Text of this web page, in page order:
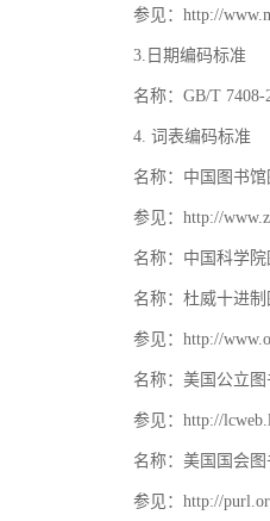
参见：http://
3.日期编码标准
名称：GB/T
4. 词表编码标准
名称：中国图书
参见：http://
名称：中国科学
名称：杜威十进
参见：http://
名称：美国公立
参见：http://
名称：美国国会
参见：http://